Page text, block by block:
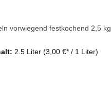
vorwiegend festkochend 2,5 kg
2.5 Liter (3,00 €* / 1 Liter)